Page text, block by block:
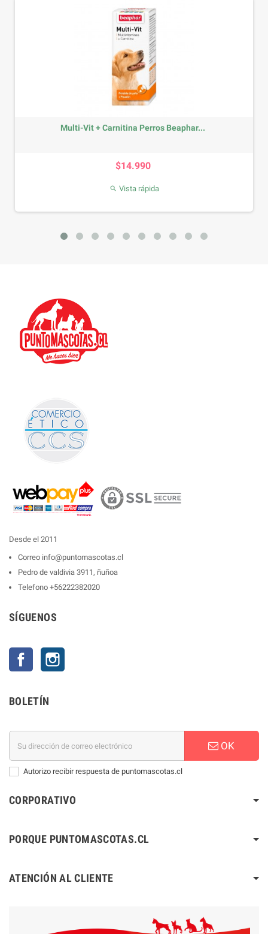
Multi-Vit + Carnitina Perros Beaphar...
$14.990
Vista rápida
Desde el 2011
Correo info@puntomascotas.cl
Pedro de valdivia 3911, ñuñoa
Telefono +56222382020
SÍGUENOS
Facebook
BOLETÍN
OK
Autorizo recibir respuesta de puntomascotas.cl
CORPORATIVO
PORQUE PUNTOMASCOTAS.CL
ATENCIÓN AL CLIENTE